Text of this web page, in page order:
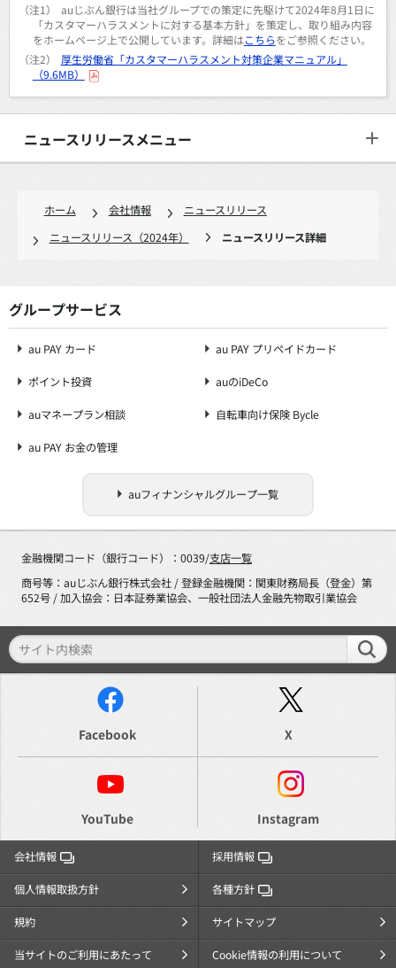
（注1）
auじぶん銀行は当社グループでの策定に先駆けて2024年8月1日に
「カスタマーハラスメントに対する基本方針」を策定し、取り組み内容
をホームページ上で公開しています。詳細はこちらをご参照ください。
（注2）
厚生労働省「カスタマーハラスメント対策企業マニュアル」
（9.6MB）
ニュースリリースメニュー
ホーム 会社情報
ニュースリリース
ニュースリリース（2024年）
ニュースリリース詳細
グループサービス
au PAY カード au PAY プリペイドカード
ポイント投資 auのiDeCo
auマネープラン相談 自転車向け保険 Bycle
au PAY お金の管理
auフィナンシャルグループ一覧
金融機関コード（銀行コード）：0039/支店一覧
商号等：auじぶん銀行株式会社 / 登録金融機関：関東財務局長（登金）第
652号 / 加入協会：日本証券業協会、一般社団法人金融先物取引業協会
Facebook X
YouTube Instagram
会社情報 採用情報
個人情報取扱方針 各種方針
規約 サイトマップ
当サイトのご利用にあたって Cookie情報の利用について